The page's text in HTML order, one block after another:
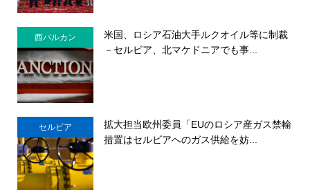
西バルカン
米国、ロシア石油大手ルクオイル等に制裁
－セルビア、北マケドニアでも事...
セルビア
拡大担当欧州委員「EUのロシア産ガス禁輸
措置はセルビアへのガス供給を妨...